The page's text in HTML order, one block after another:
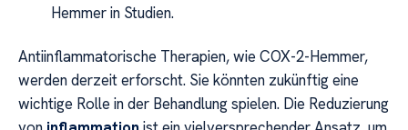
Hemmer in Studien.
Antiinflammatorische Therapien, wie COX-2-Hemmer,
werden derzeit erforscht. Sie könnten zukünftig eine
wichtige Rolle in der Behandlung spielen. Die Reduzierung